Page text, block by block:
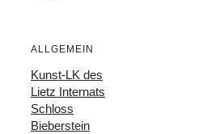
ALLGEMEIN
Kunst-LK des
Lietz Internats
Schloss
Bieberstein